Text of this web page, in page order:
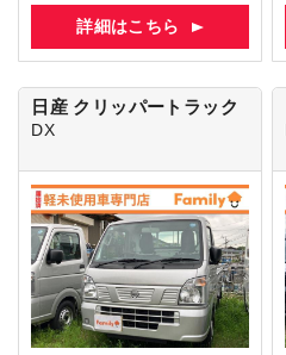
詳細はこちら
日産 クリッパートラック
DX